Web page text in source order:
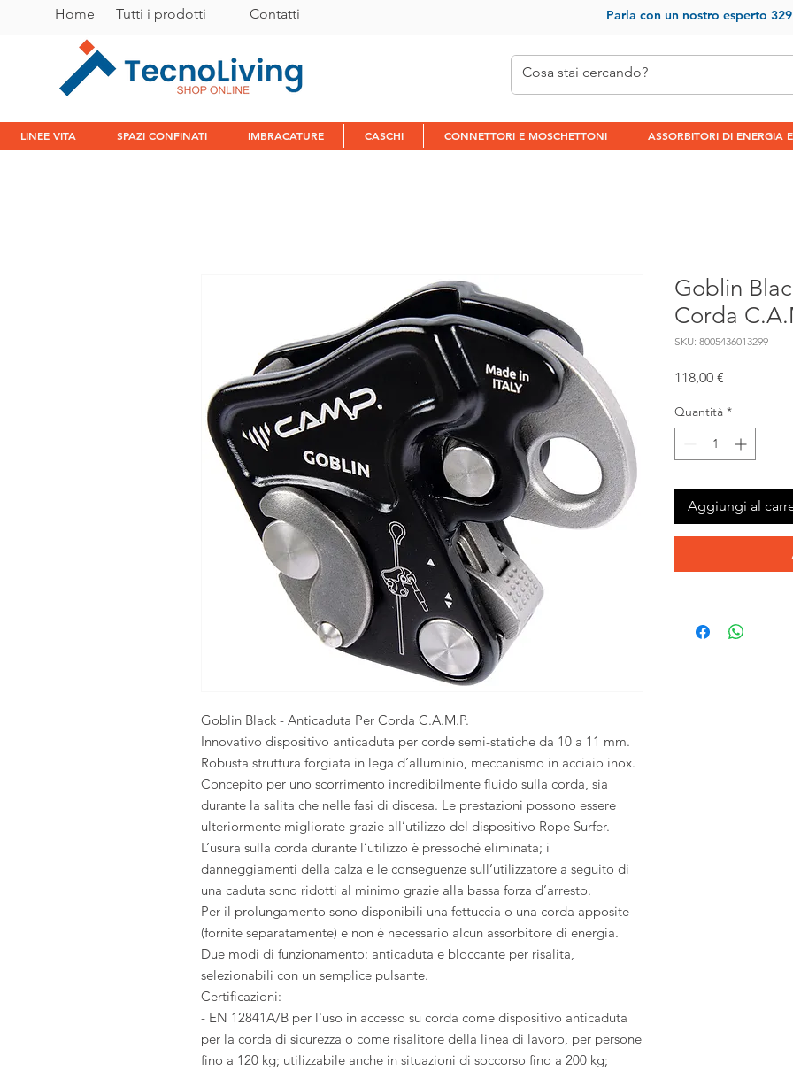
Home Tutti i prodotti Contatti Parla con un nostro esperto
LINEE VITA SPAZI CONFINATI IMBRACATURE CASCHI CONNETTORI E MOSCHETTONI ASSORBITORI DI ENERGIA
Goblin Black - Anticaduta Per Corda C.A.M.P.
Innovativo dispositivo anticaduta per corde semi-statiche da 10 a 11 mm.
Robusta struttura forgiata in lega d’alluminio, meccanismo in acciaio inox.
Concepito per uno scorrimento incredibilmente fluido sulla corda, sia
durante la salita che nelle fasi di discesa. Le prestazioni possono essere
ulteriormente migliorate grazie all’utilizzo del dispositivo Rope Surfer.
L’usura sulla corda durante l’utilizzo è pressoché eliminata; i
danneggiamenti della calza e le conseguenze sull’utilizzatore a seguito di
una caduta sono ridotti al minimo grazie alla bassa forza d’arresto.
Per il prolungamento sono disponibili una fettuccia o una corda apposite
(fornite separatamente) e non è necessario alcun assorbitore di energia.
Due modi di funzionamento: anticaduta e bloccante per risalita,
selezionabili con un semplice pulsante.
Certificazioni:
- EN 12841A/B per l'uso in accesso su corda come dispositivo anticaduta
per la corda di sicurezza o come risalitore della linea di lavoro, per persone
fino a 120 kg; utilizzabile anche in situazioni di soccorso fino a 200 kg;
Goblin
Corda
SKU: 8005436013299
118,00 €
Quantità *
Aggiungi al